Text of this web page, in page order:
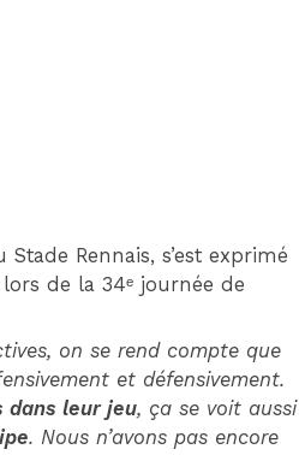
Rennais, s’est exprimé
de la 34ᵉ journée de
on se rend compte que
et défensivement.
dans leur jeu, ça se voit aussi
. Nous n’avons pas encore